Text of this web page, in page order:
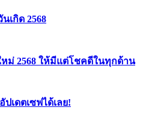
เกิด 2568
ม่ 2568 ให้มีแต่โชคดีในทุกด้าน
ปเดตเซฟได้เลย!